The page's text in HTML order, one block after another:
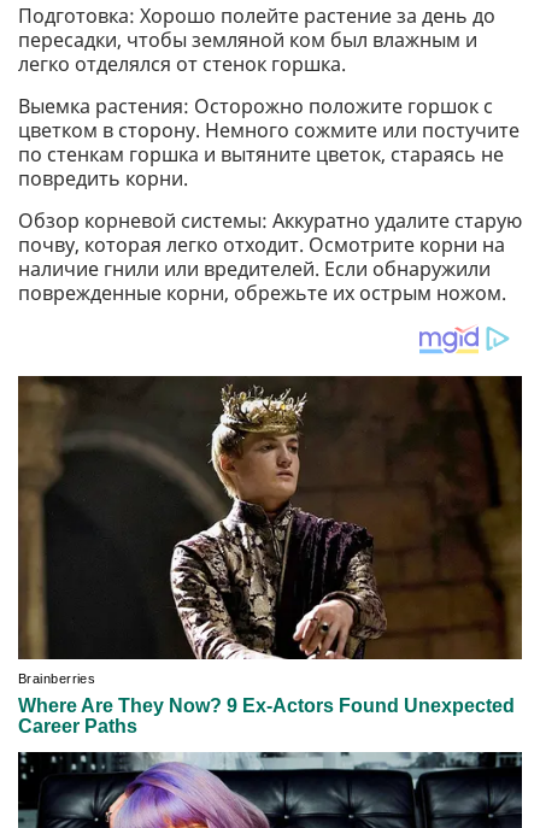
Подготовка: Хорошо полейте растение за день до
пересадки, чтобы земляной ком был влажным и
легко отделялся от стенок горшка.
Выемка растения: Осторожно положите горшок с
цветком в сторону. Немного сожмите или постучите
по стенкам горшка и вытяните цветок, стараясь не
повредить корни.
Обзор корневой системы: Аккуратно удалите старую
почву, которая легко отходит. Осмотрите корни на
наличие гнили или вредителей. Если обнаружили
поврежденные корни, обрежьте их острым ножом.